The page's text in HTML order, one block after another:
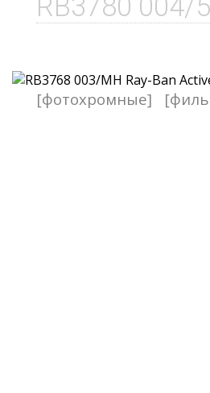
RB3780 004/
[фотохромные]